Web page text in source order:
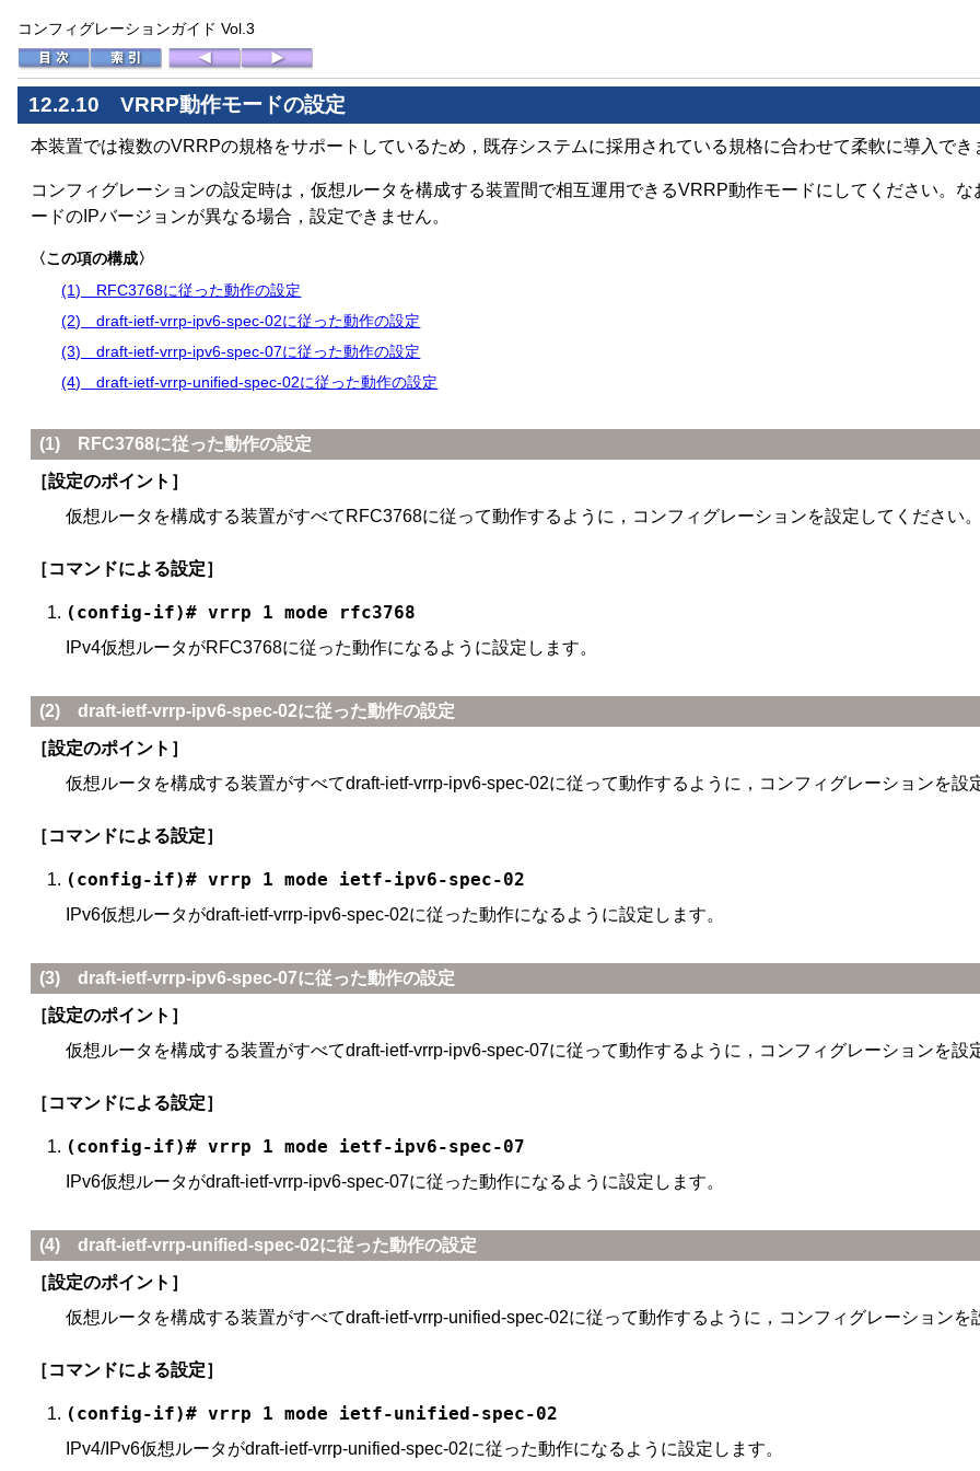
コンフィグレーションガイド Vol.3
12.2.10 VRRP動作モードの設定
本装置では複数のVRRPの規格をサポートしているため，既存システムに採用されている規格に合わせて柔軟に導入でき
コンフィグレーションの設定時は，仮想ルータを構成する装置間で相互運用できるVRRP動作モードにしてください。
ードのIPバージョンが異なる場合，設定できません。
〈この項の構成〉
(1) RFC3768に従った動作の設定
(2) draft-ietf-vrrp-ipv6-spec-02に従った動作の設定
(3) draft-ietf-vrrp-ipv6-spec-07に従った動作の設定
(4) draft-ietf-vrrp-unified-spec-02に従った動作の設定
(1) RFC3768に従った動作の設定
［設定のポイント］
仮想ルータを構成する装置がすべてRFC3768に従って動作するように，コンフィグレーションを設定してください。
［コマンドによる設定］
(config-if)# vrrp 1 mode rfc3768
IPv4仮想ルータがRFC3768に従った動作になるように設定します。
(2) draft-ietf-vrrp-ipv6-spec-02に従った動作の設定
［設定のポイント］
仮想ルータを構成する装置がすべてdraft-ietf-vrrp-ipv6-spec-02に従って動作するように，コンフィグレーションを設
［コマンドによる設定］
(config-if)# vrrp 1 mode ietf-ipv6-spec-02
IPv6仮想ルータがdraft-ietf-vrrp-ipv6-spec-02に従った動作になるように設定します。
(3) draft-ietf-vrrp-ipv6-spec-07に従った動作の設定
［設定のポイント］
仮想ルータを構成する装置がすべてdraft-ietf-vrrp-ipv6-spec-07に従って動作するように，コンフィグレーションを設
［コマンドによる設定］
(config-if)# vrrp 1 mode ietf-ipv6-spec-07
IPv6仮想ルータがdraft-ietf-vrrp-ipv6-spec-07に従った動作になるように設定します。
(4) draft-ietf-vrrp-unified-spec-02に従った動作の設定
［設定のポイント］
仮想ルータを構成する装置がすべてdraft-ietf-vrrp-unified-spec-02に従って動作するように，コンフィグレーションを
［コマンドによる設定］
(config-if)# vrrp 1 mode ietf-unified-spec-02
IPv4/IPv6仮想ルータがdraft-ietf-vrrp-unified-spec-02に従った動作になるように設定します。